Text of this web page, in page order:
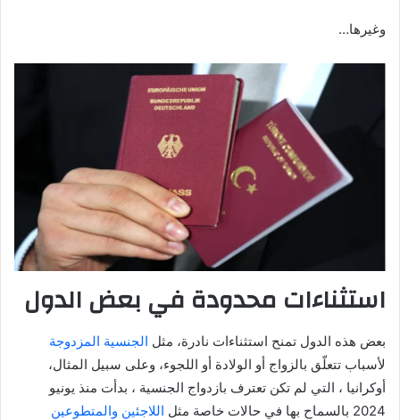
وغيرها…
استثناءات محدودة في بعض الدول
بعض هذه الدول تمنح استثناءات نادرة، مثل الجنسية المزدوجة
لأسباب تتعلّق بالزواج أو الولادة أو اللجوء، وعلى سبيل المثال،
أوكرانيا ، التي لم تكن تعترف بازدواج الجنسية ، بدأت منذ يونيو
2024 بالسماح بها في حالات خاصة مثل
اللاجئين والمتطوعين